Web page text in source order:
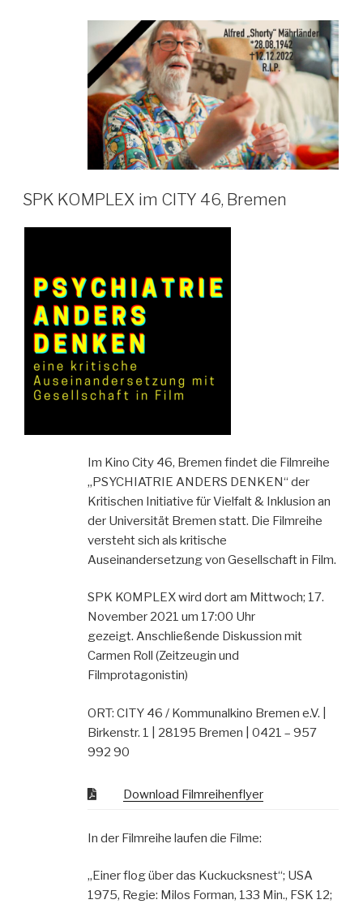
SPK KOMPLEX im CITY 46, Bremen
Im Kino City 46, Bremen findet die Filmreihe
„PSYCHIATRIE ANDERS DENKEN“ der
Kritischen Initiative für Vielfalt & Inklusion an
der Universität Bremen statt. Die Filmreihe
versteht sich als kritische
Auseinandersetzung von Gesellschaft in Film.
SPK KOMPLEX wird dort am Mittwoch; 17.
November 2021 um 17:00 Uhr
gezeigt. Anschließende Diskussion mit
Carmen Roll (Zeitzeugin und
Filmprotagonistin)
ORT: CITY 46 / Kommunalkino Bremen e.V. |
Birkenstr. 1 | 28195 Bremen | 0421 – 957
992 90
Download Filmreihenflyer
In der Filmreihe laufen die Filme:
„Einer flog über das Kuckucksnest“; USA
1975, Regie: Milos Forman, 133 Min., FSK 12;